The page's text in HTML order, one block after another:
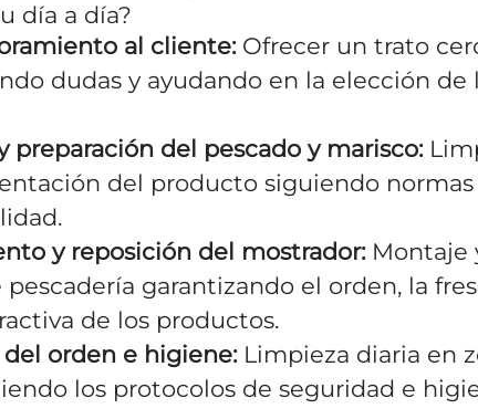
día a día?
al cliente:Ofrecer un trato
dudas y ayudando en la elección de
preparación del pescado y marisco:
del producto siguiendo
y reposición del mostrador:Montaje
garantizando el orden, la
de los productos.
orden e higiene:Limpieza diaria en
los protocolos de seguridad e